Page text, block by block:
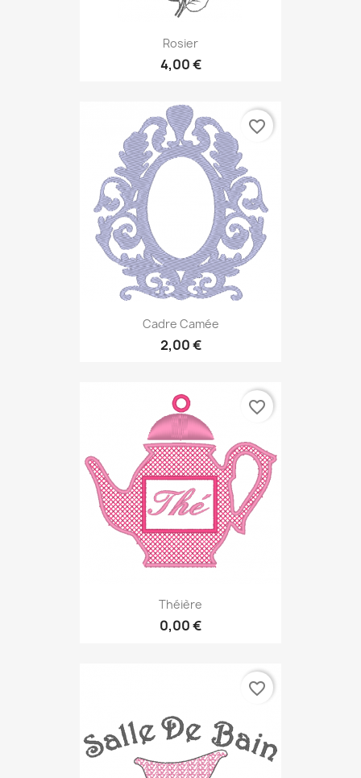
Rosier
4,00 €
Cadre Camée
2,00 €
favorite_border
Théière
0,00 €
favorite_border
favorite_border